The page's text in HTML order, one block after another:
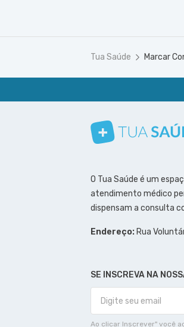
Tua Saúde Marcar
Conheça nosso canal
Siga a gente no
Siga a gente no
Siga a gente
O Tua Saúde é um
atendimento médico
dispensam a consulta
Endereço: Rua
SE INSCREVA NA
Ao clicar Inscrever" você